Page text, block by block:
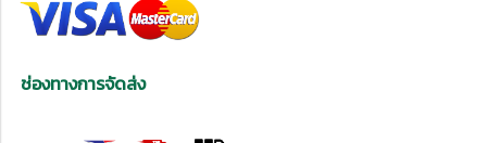
ช่องทางการจัดส่ง